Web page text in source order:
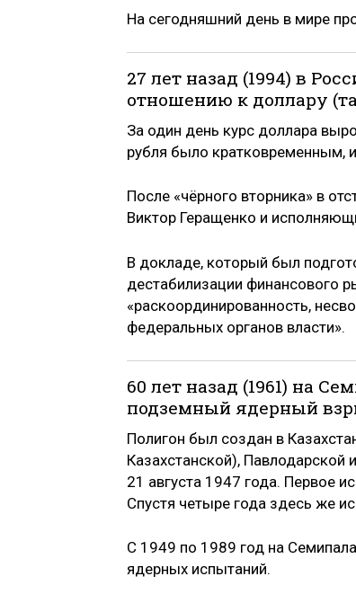
На сегодняшний день в мире
27 лет назад (1994) в
отношению к доллару
За один день курс доллара
рубля было кратковременным,
После «чёрного вторника» в
Виктор Геращенко и
В докладе, который был
дестабилизации финансового
«раскоординированность,
федеральных органов власти».
60 лет назад (1961) на
подземный ядерный
Полигон был создан в
Казахстанской),
21 августа 1947 года. Первое
Спустя четыре года здесь же
С 1949 по 1989 год на
ядерных испытаний.